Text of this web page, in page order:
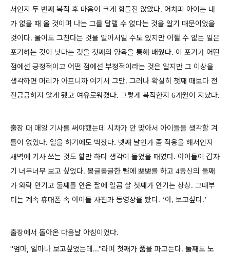
서인지 두 번째 복직 후 마음이 크게 힘들진 않았다. 어차피 아이는 내
가 없을 때 울 것이며 나는 그를 달랠 수 없다는 것을 알기 때문이었을
것이다. 울어도 그친다는 것을 알아서일 수도 있지만 어쩔 수 없는 일은
포기하는 것이 낫다는 것을 첫째의 양육을 통해 배웠다. 이 포기가 어떤
점에선 긍정적이고 어떤 점에선 부정적이라는 것은 알지만 그 이상을
생각하면 머리가 아프니까 여기서 그만. 그러나 확실히 첫째 때보다 전
전긍긍하지 않게 됐고 여유로워졌다. 그렇게 복직한지 6개월이 지났다.
출장 때 매일 기사를 써야했는데 시차가 안 맞아서 아이들을 생각할 겨
를이 없었다. 일을 하기에도 벅찼다. 넷째 날인가 좀 적응을 해서인지
새벽에 기사 쓰는 것도 할만 하다 생각이 들었을 때였다. 아이들이 갑자
기 너무너무 보고 싶었다. 몽글몽글한 뺨에 뽀뽀를 하고 4등신의 둘째
가 와락 안기고 둘째를 안은 팔에 일곱 살 첫째가 안기는 상상. 그때부
터는 계속 휴대폰 속 아이들 사진과 동영상을 봤다. ‘아, 보고싶다.’
출장에서 돌아온 다음날 아침이었다.
"엄마, 얼마나 보고싶었는데..."라며 첫째가 품을 파고든다. 둘째도 노